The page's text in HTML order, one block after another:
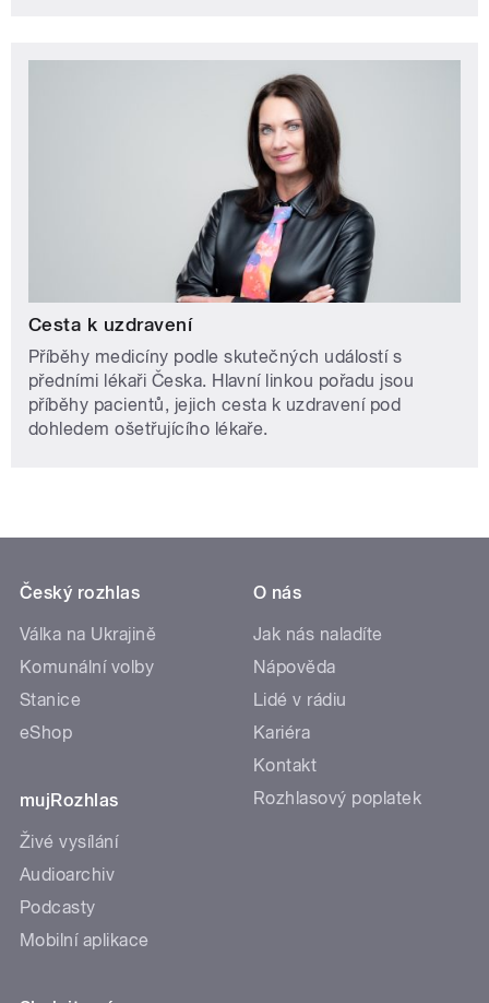
Cesta k uzdravení
Příběhy medicíny podle skutečných událostí s
předními lékaři Česka. Hlavní linkou pořadu jsou
příběhy pacientů, jejich cesta k uzdravení pod
dohledem ošetřujícího lékaře.
Český rozhlas
Válka na Ukrajině
Komunální volby
Stanice
eShop
mujRozhlas
Živé vysílání
Audioarchiv
Podcasty
Mobilní aplikace
O nás
Jak nás naladíte
Nápověda
Lidé v rádiu
Kariéra
Kontakt
Rozhlasový poplatek